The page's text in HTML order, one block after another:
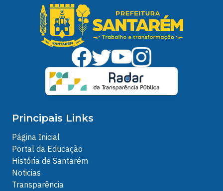
Principais Links
Página Inicial
Portal da Educação
História de Santarém
Noticias
Transparência